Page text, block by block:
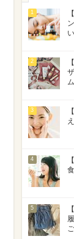
1
2
3
4
5